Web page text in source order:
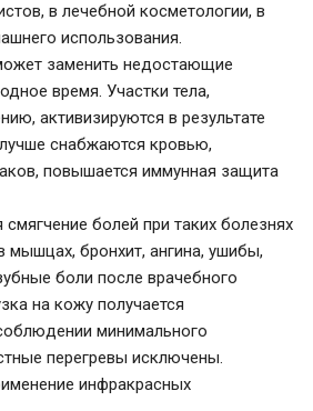
в лечебной косметологии, в
использования.
заменить недостающие
время. Участки тела,
активизируются в результате
снабжаются кровью,
повышается иммунная защита
смягчение болей при таких болезнях
мышцах, бронхит, ангина, ушибы,
боли после врачебного
на кожу получается
минимального
перегревы исключены.
инфракрасных